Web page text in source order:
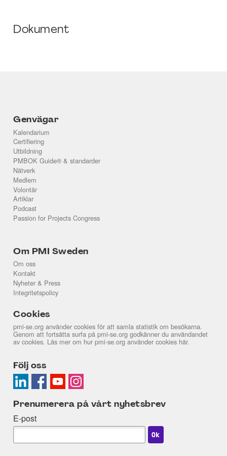
Dokument
Genvägar
Kalendarium
Certifiering
Utbildning
PMBOK Guide® & standarder
Nätverk
Medlem
Volontär
Artiklar
Podcast
Passion for Projects Congress
Om PMI Sweden
Om oss
Kontakt
Nyheter & Press
Integritetspolicy
Cookies
pmi-se.org använder cookies för att samla statistik om besökarna.
Genom att fortsätta surfa på pmi-se.org godkänner du användandet
av cookies. Läs mer om hur pmi-se.org använder cookies här.
Följ oss
Prenumerera på vårt nyhetsbrev
E-post